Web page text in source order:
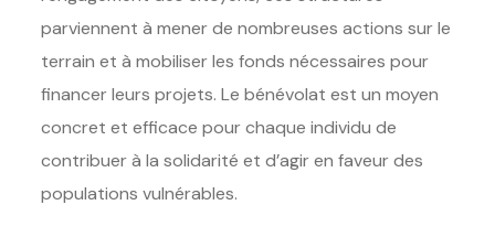
parviennent à mener de nombreuses actions sur le
terrain et à mobiliser les fonds nécessaires pour
financer leurs projets. Le bénévolat est un moyen
concret et efficace pour chaque individu de
contribuer à la solidarité et d’agir en faveur des
populations vulnérables.